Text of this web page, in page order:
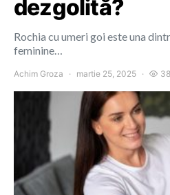
dezgolită?
Rochia cu umeri goi este una
feminine…
Achim Groza martie 25, 2025